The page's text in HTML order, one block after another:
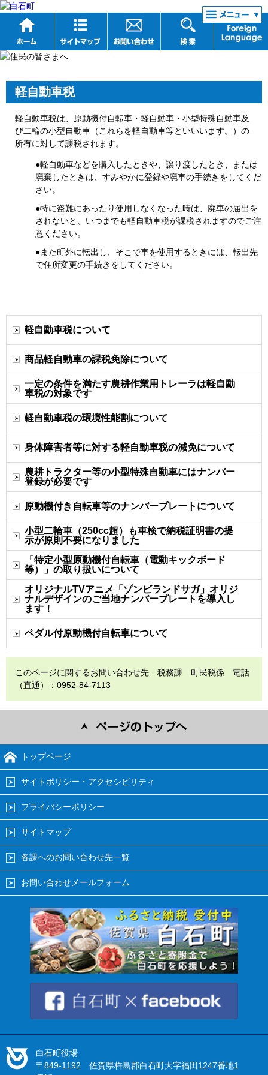
リンク集
軽自動車税
軽自動車税は、原動機付自転車・軽自動車・小型特殊自動車及
び二輪の小型自動車（これらを軽自動車等といいいます。）の
所有に対して課税されます。
●軽自動車などを購入したときや、譲り渡したとき、または
廃棄したときは、すみやかに登録や廃車の手続きをしてくだ
さい。
●特に盗難にあったり使用しなくなった時は、廃車の届出を
されないと、いつまでも軽自動車税が課税されますのでご注
意ください。
●また町外に転出し、そこで車を使用するときには、転出先
で住所変更の手続きをしてください。
軽自動車税について
商品軽自動車の課税免除について
一定の条件を満たす農耕作業用トレーラは軽自動
車税の対象です
軽自動車税の環境性能割について
身体障害者等に対する軽自動車税の減免について
農耕トラクター等の小型特殊自動車にはナンバー
登録が必要です
原動機付き自転車等のナンバープレートについて
小型二輪車（250cc超）も車検で納税証明書の提
示が原則不要になりました
「特定小型原動機付自転車（電動キックボード
等）」の取り扱いについて
オリジナルTVアニメ「ゾンビランドサガ」オリジ
ナルデザインのご当地ナンバープレートを導入し
ます！
ペダル付原動機付自転車について
このページに関するお問い合わせ先 税務課 町民税係 電話
（直通）：0952-84-7113
トップページ
サイトポリシー・アクセシビリティ
プライバシーポリシー
サイトマップ
各課へのお問い合わせ先一覧
お問い合わせメールフォーム
白石町役場
〒849-1192 佐賀県杵島郡白石町大字福田1247番地1